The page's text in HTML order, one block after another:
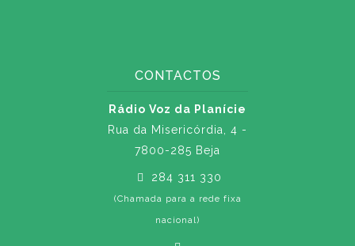
CONTACTOS
Rádio Voz da Planície
Rua da Misericórdia, 4 -
7800-285 Beja
284 311 330
(Chamada para a rede fixa
nacional)